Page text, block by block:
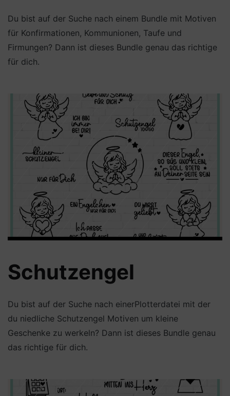
Du bist auf der Suche nach einem Bundle mit Motiven
für Konfirmationen, Kommunionen, Taufe und
Firmungen? Dann ist dieses Bundle genau das richtige
für dich.
Schutzengel
Du bist auf der Suche nach einerPlotterdatei mit der
du niedliche Schutzengel Motiven um kleine
Geschenke zu werkeln? Dann ist dieses Bundle genau
das richtige für dich.